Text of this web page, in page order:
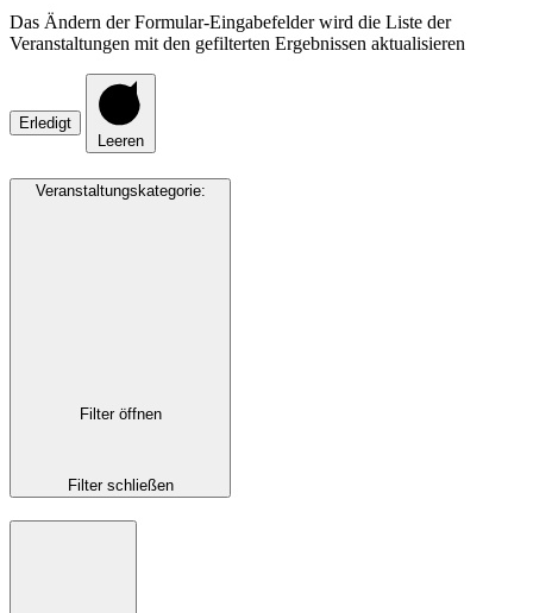
Das Ändern der Formular-Eingabefelder wird die Liste der
Veranstaltungen mit den gefilterten Ergebnissen aktualisieren
Erledigt
Leeren
Veranstaltungskategorie:
Filter öffnen
Filter schließen